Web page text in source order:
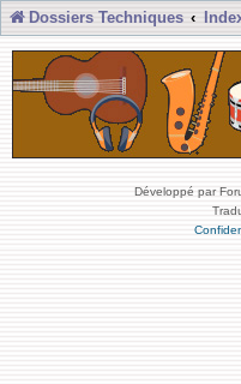
Dossiers Techniques
Développé par